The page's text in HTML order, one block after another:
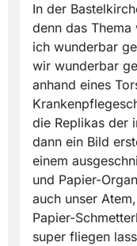
In der
denn das
ich wunderbar
wir wunderbar
anhand eines
die Replikas der
dann ein Bild
einem
und Papier-
auch unser
Papier-
super fliegen